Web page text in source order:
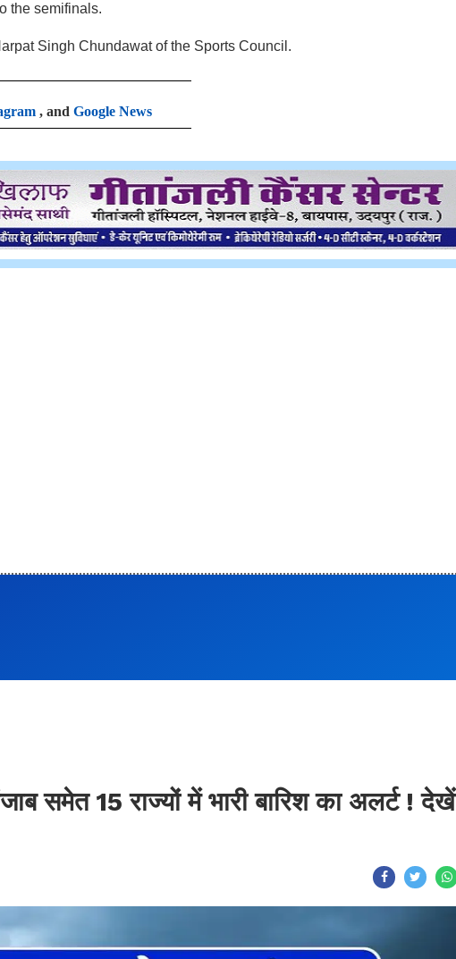
the semifinals.
Singh Chundawat of the Sports Council.
, and Google News
समेत 15 राज्यों में भारी बारिश का अलर्ट ! देखें